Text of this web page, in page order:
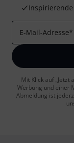
E-Mail-Adresse*
Mit Klick auf „Jetzt
Werbung und einer
Abmeldung ist